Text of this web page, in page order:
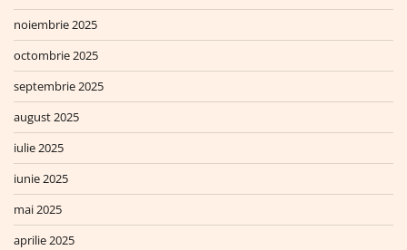
noiembrie 2025
octombrie 2025
septembrie 2025
august 2025
iulie 2025
iunie 2025
mai 2025
aprilie 2025